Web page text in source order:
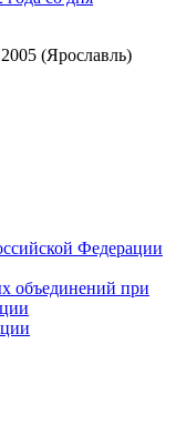
(Ярославль)
Федерации
объединений при